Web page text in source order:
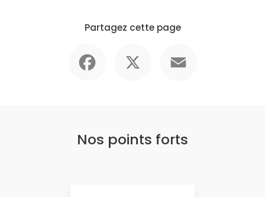
Partagez cette page
Nos points forts